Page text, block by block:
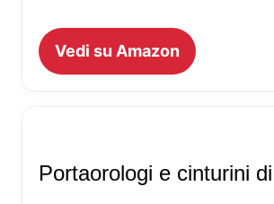
Vedi su Amazon
Portaorologi e cinturini